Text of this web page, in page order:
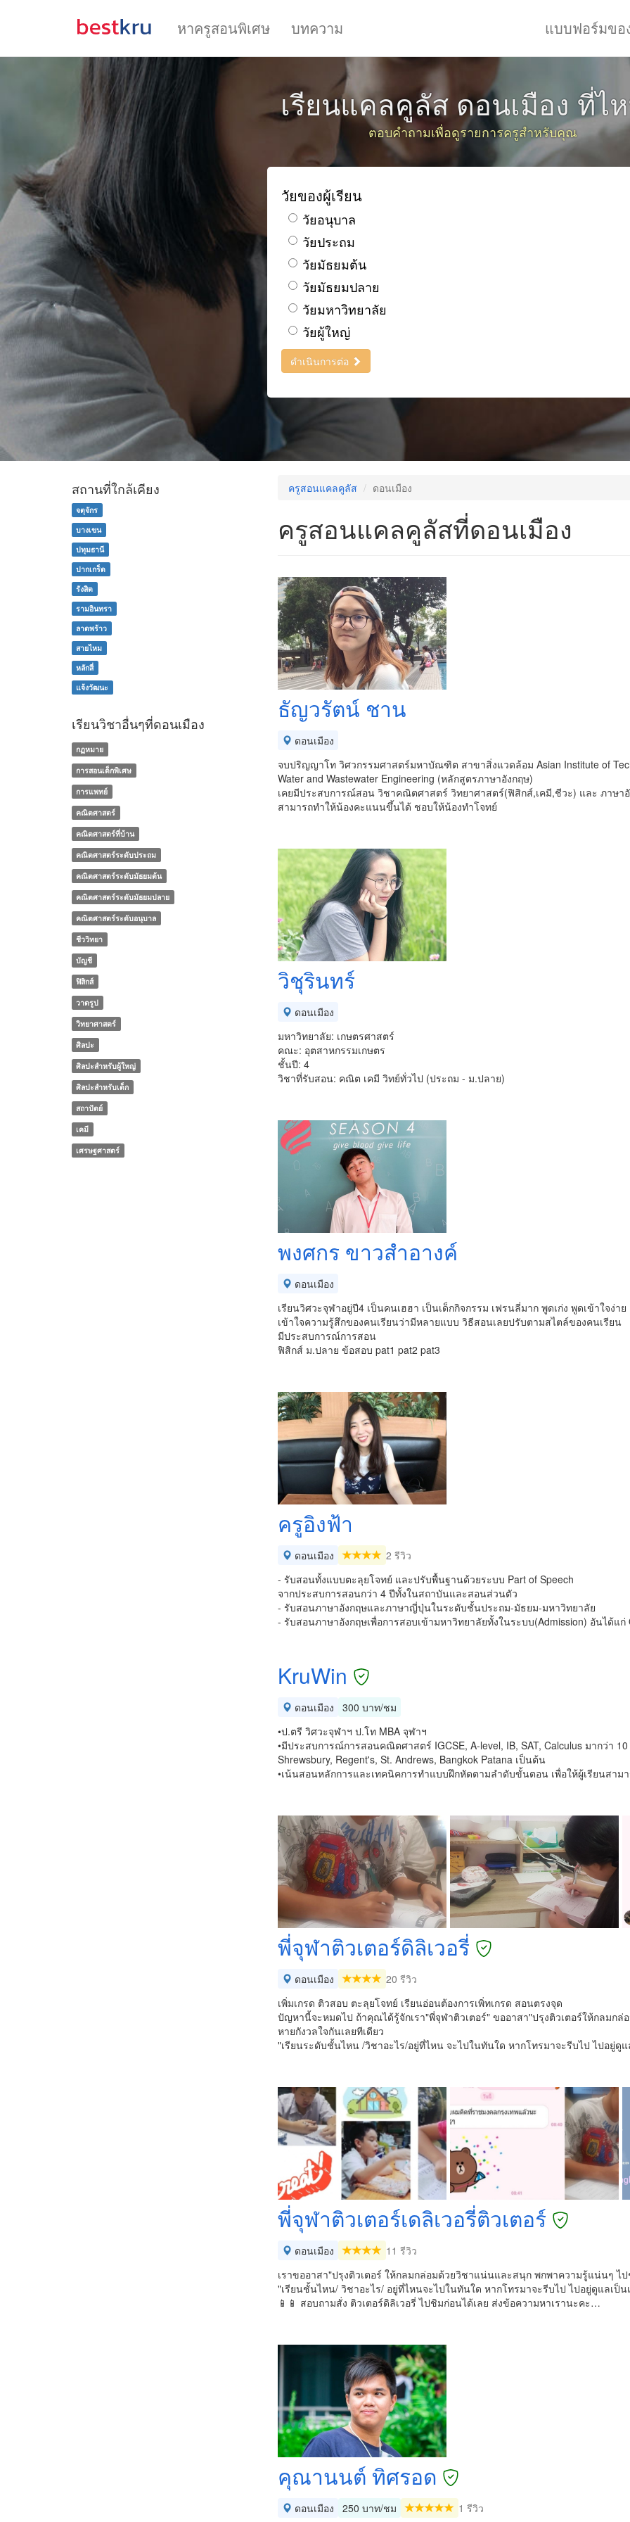
หาครูสอนพิเศษ บทความ แบบฟอร์มข
เรียนแคลคูลัส ดอนเมือง ที่ไ
ตอบคำถามเพื่อดูรายการครูสำหรับคุณ
วัยของผู้เรียน
วัยอนุบาล
วัยประถม
วัยมัธยมต้น
วัยมัธยมปลาย
วัยมหาวิทยาลัย
วัยผู้ใหญ่
ดำเนินการต่อ
ครูสอนแคลคูลัส ดอนเมือง
ครูสอนแคลคูลัสที่ดอนเมือง
ธัญวรัตน์ ชาน
ดอนเมือง
จบปริญญาโท วิศวกรรมศาสตร์มหาบัณฑิต สาขาสิ่งแวดล้อม Asian Institute of
Water and Wastewater Engineering (หลักสูตรภาษาอังกฤษ)
เคยมีประสบการณ์สอน วิชาคณิตศาสตร์ วิทยาศาสตร์(ฟิสิกส์,เคมี,ชีวะ) และ ภาษา
สามารถทำให้น้องคะแนนขึ้นได้ ชอบให้น้องทำโจทย์
วิชุรินทร์
ดอนเมือง
มหาวิทยาลัย: เกษตรศาสตร์
คณะ: อุตสาหกรรมเกษตร
ชั้นปี: 4
วิชาที่รับสอน: คณิต เคมี วิทย์ทั่วไป (ประถม - ม.ปลาย)
พงศกร ขาวสำอางค์
ดอนเมือง
เรียนวิศวะจุฬาอยู่ปี4 เป็นคนเฮฮา เป็นเด็กกิจกรรม เฟรนลี่มาก พูดเก่ง พูดเข้าใจง่าย
เข้าใจความรู้สึกของคนเรียนว่ามีหลายแบบ วิธีสอนเลยปรับตามสไตล์ของคนเรียน
มีประสบการณ์การสอน
ฟิสิกส์ ม.ปลาย ข้อสอบ pat1 pat2 pat3
ครูอิงฟ้า
ดอนเมือง
2 รีวิว
- รับสอนทั้งแบบตะลุยโจทย์ และปรับพื้นฐานด้วยระบบ Part of Speech
จากประสบการสอนกว่า 4 ปีทั้งในสถาบันและสอนส่วนตัว
- รับสอนภาษาอังกฤษและภาษาญี่ปุ่นในระดับชั้นประถม-มัธยม-มหาวิทยาลัย
- รับสอนภาษาอังกฤษเพื่อการสอบเข้ามหาวิทยาลัยทั้งในระบบ(Admission) อันได้แ
KruWin
ดอนเมือง
300 บาท/ชม
•ป.ตรี วิศวะจุฬาฯ ป.โท MBA จุฬาฯ
•มีประสบการณ์การสอนคณิตศาสตร์ IGCSE, A-level, IB, SAT, Calculus มากว่า
Shrewsbury, Regent's, St. Andrews, Bangkok Patana เป็นต้น
•เน้นสอนหลักการและเทคนิคการทำแบบฝึกหัดตามลำดับขั้นตอน เพื่อให้ผู้เรียนสา
พี่จุฬาติวเตอร์ดิลิเวอรี่
ดอนเมือง
20 รีวิว
เพิ่มเกรด ติวสอบ ตะลุยโจทย์ เรียนอ่อนต้องการเพิ่ทเกรด สอนตรงจุด
ปัญหานี้จะหมดไป ถ้าคุณได้รู้จักเรา"พี่จุฬาติวเตอร์" ขออาสา"ปรุงติวเตอร์ให้กลม
หายกังวลใจกันเลยทีเดียว
"เรียนระดับชั้นไหน /วิชาอะไร/อยู่ที่ไหน จะไปในทันใด หากโทรมาจะรีบไป ไปอยู่ดู
พี่จุฬาติวเตอร์เดลิเวอรี่ติวเตอร์
ดอนเมือง
11 รีวิว
เราขออาสา"ปรุงติวเตอร์ ให้กลมกล่อมด้วยวิชาแน่นและสนุก พกพาความรู้แน่นๆ
"เรียนชั้นไหน/ วิชาอะไร/ อยู่ที่ไหนจะไปในทันใด หากโทรมาจะรีบไป ไปอยู่ดูแลเป็น
📱📱 สอบถามสั่ง ติวเตอร์ดิลิเวอรี่ ไปชิมก่อนได้เลย ส่งข้อความหาเรานะคะ…
คุณานนต์ ทิศรอด
ดอนเมือง 250 บาท/ชม 1 รีวิว
สถานที่ใกล้เคียง
จตุจักร
บางเขน
ปทุมธานี
ปากเกร็ด
รังสิต
รามอินทรา
ลาดพร้าว
สายไหม
หลักสี่
แจ้งวัฒนะ
เรียนวิชาอื่นๆที่ดอนเมือง
กฏหมาย
การสอนเด็กพิเศษ
การแพทย์
คณิตศาสตร์
คณิตศาสตร์ที่บ้าน
คณิตศาสตร์ระดับประถม
คณิตศาสตร์ระดับมัธยมต้น
คณิตศาสตร์ระดับมัธยมปลาย
คณิตศาสตร์ระดับอนุบาล
ชีววิทยา
บัญชี
ฟิสิกส์
วาดรูป
วิทยาศาสตร์
ศิลปะ
ศิลปะสำหรับผู้ใหญ่
ศิลปะสำหรับเด็ก
สถาปัตย์
เคมี
เศรษฐศาสตร์